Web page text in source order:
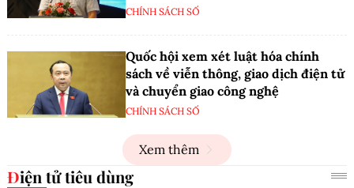
CHÍNH SÁCH SỐ
Quốc hội xem xét luật hóa chính
sách về viễn thông, giao dịch điện tử
và chuyển giao công nghệ
CHÍNH SÁCH SỐ
Xem thêm
Điện tử tiêu dùng